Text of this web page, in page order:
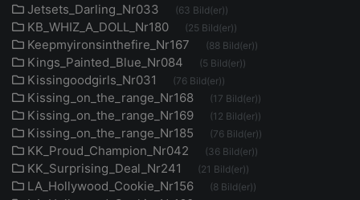
Jetsets_Darling_Nr033 (63 Bild(er))
KB_WHIZ_A_DOLL_Nr180 (25 Bild(er))
Keepmyironsinthefire_Nr167 (88 Bild(er))
Kings_Painted_Blue_Nr084 (5 Bild(er))
Kissingoodgirls_Nr031 (76 Bild(er))
Kissing_on_the_range_Nr168 (17 Bild(er))
Kissing_on_the_range_Nr169 (12 Bild(er))
Kissing_on_the_range_Nr185 (76 Bild(er))
KK_Proud_Champion_Nr042 (36 Bild(er))
KK_Surprising_Deal_Nr241 (21 Bild(er))
LA_Hollywood_Cookie_Nr156 (8 Bild(er))